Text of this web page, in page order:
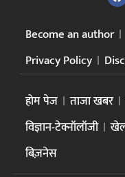
Become an author
Privacy Policy
होम पेज ताजा खबर
विज्ञान-टेक्नॉलॉजी
बिज़नेस